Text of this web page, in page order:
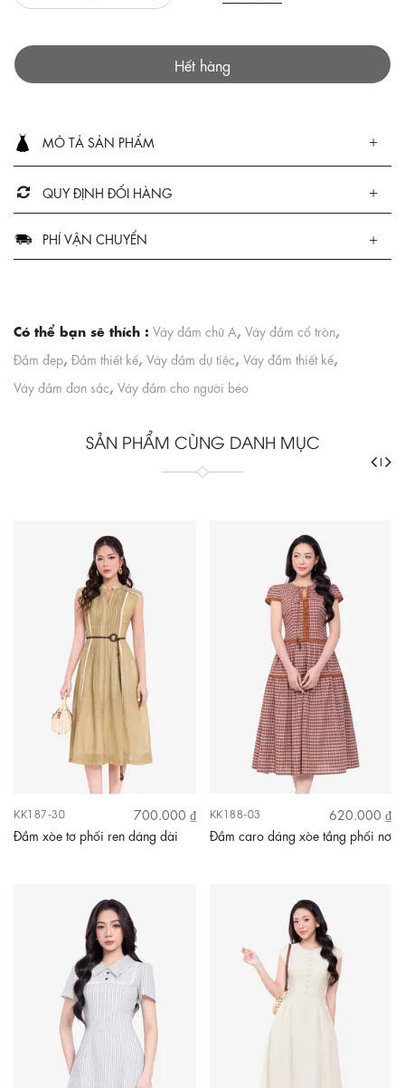
Hết hàng
MÔ TẢ SẢN PHẨM
QUY ĐỊNH ĐỔI HÀNG
PHÍ VẬN CHUYỂN
Có thể bạn sẽ thích : Váy đầm chữ A, Váy đầm cổ tròn,
Đầm đẹp, Đầm thiết kế, Váy đầm dự tiệc, Váy đầm thiết kế,
Váy đầm đơn sắc, Váy đầm cho người béo
SẢN PHẨM CÙNG DANH MỤC
KK187-30
700.000 ₫
Đầm xòe tơ phối ren dáng dài
KK188-03
620.000 ₫
Đầm caro dáng xòe tầng phối nơ